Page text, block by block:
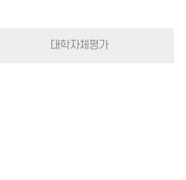
대학자체평가